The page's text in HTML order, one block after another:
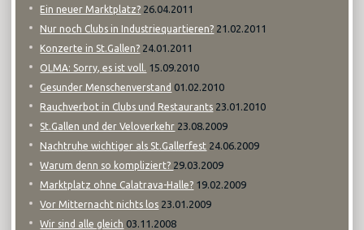
Ein neuer Marktplatz? 26.04.2011
Nur noch Clubs in Industriequartieren? 21.02.2011
Konzerte in St.Gallen? 24.01.2011
OLMA: Sorry, es ist voll. 15.09.2010
Gesunder Menschenverstand 01.02.2010
Rauchverbot in Clubs und Restaurants 23.01.2010
St.Gallen und der Veloverkehr 23.08.2009
Nachtruhe wichtiger als St.Gallerfest 24.06.2009
Warum denn so kompliziert? 29.03.2009
Marktplatz ohne Calatrava-Halle? 19.02.2009
Vor Mitternacht nichts los 23.01.2009
Wir sind alle gleich 03.11.2008